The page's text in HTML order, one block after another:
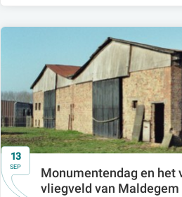
13
SEP
Monumentendag en het
vliegveld van Maldegem